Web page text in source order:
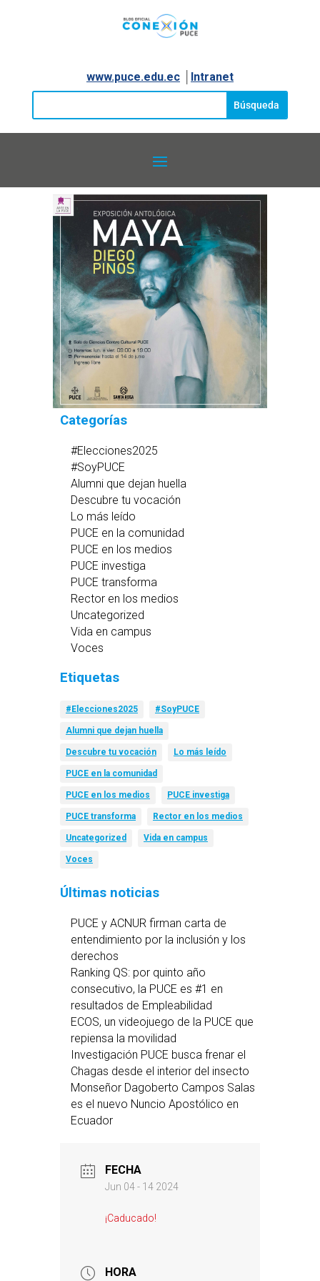
www.puce.edu.ec│ Intranet
Categorías
#Elecciones2025
#SoyPUCE
Alumni que dejan huella
Descubre tu vocación
Lo más leído
PUCE en la comunidad
PUCE en los medios
PUCE investiga
PUCE transforma
Rector en los medios
Uncategorized
Vida en campus
Voces
Etiquetas
#Elecciones2025 #SoyPUCE
Alumni que dejan huella
Descubre tu vocación Lo más leído
PUCE en la comunidad
PUCE en los medios PUCE investiga
PUCE transforma Rector en los medios
Uncategorized Vida en campus
Voces
Últimas noticias
PUCE y ACNUR firman carta de
entendimiento por la inclusión y los
derechos
Ranking QS: por quinto año
consecutivo, la PUCE es #1 en
resultados de Empleabilidad
ECOS, un videojuego de la PUCE que
repiensa la movilidad
Investigación PUCE busca frenar el
Chagas desde el interior del insecto
Monseñor Dagoberto Campos Salas
es el nuevo Nuncio Apostólico en
Ecuador
FECHA
Jun 04 - 14 2024
¡Caducado!
HORA